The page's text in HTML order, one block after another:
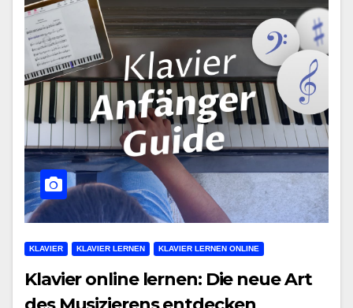
KLAVIER KLAVIER LERNEN KLAVIER LERNEN ONLINE
Klavier online lernen: Die neue Art